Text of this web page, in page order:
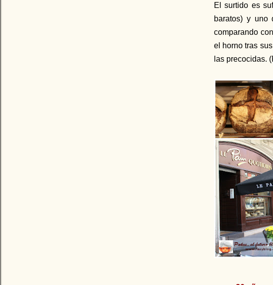
El surtido es
baratos) y uno
comparando
el horno tras
las precocidas.